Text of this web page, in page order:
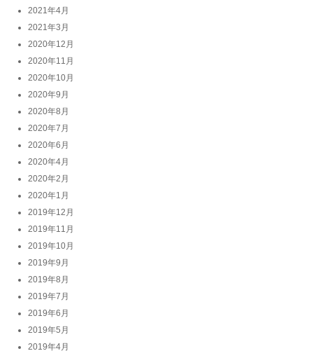
2021年4月
2021年3月
2020年12月
2020年11月
2020年10月
2020年9月
2020年8月
2020年7月
2020年6月
2020年4月
2020年2月
2020年1月
2019年12月
2019年11月
2019年10月
2019年9月
2019年8月
2019年7月
2019年6月
2019年5月
2019年4月